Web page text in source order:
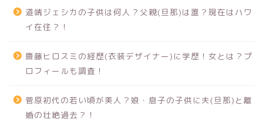
道端ジェシカの子供は何人？父親(旦那)は誰？現在はハワ
イ在住？！
齋藤ヒロスミの経歴(衣装デザイナー)に学歴！女とは？プ
ロフィールも調査！
菅原初代の若い頃が美人？娘・息子の子供に夫(旦那)と離
婚の壮絶過去？！